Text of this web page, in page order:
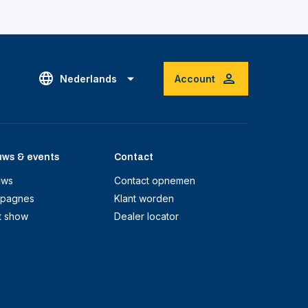
Nederlands Account
& events
show
Contact
Contact opnemen
Klant worden
Dealer locator